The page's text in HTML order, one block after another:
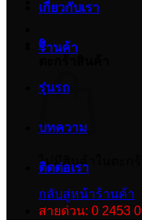
0
ไม่มีสินค้าในตะกร้า
กลับสู่หน้าร้านค้า
เกี่ยวกับเรา
ร้านค้า
รุ่นรถ
บทความ
ติดต่อเรา
สายด่วน: 0 2453